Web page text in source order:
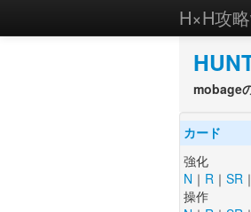
H×H攻
mobage
カード
強化
N ｜ R ｜ SR ｜
操作